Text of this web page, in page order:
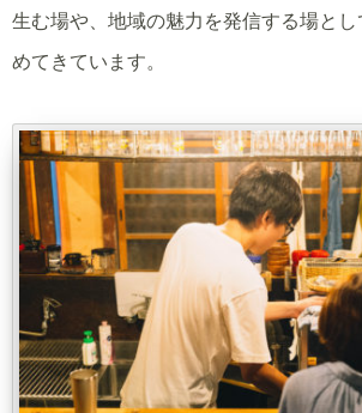
生む場や、地域の魅力を発信する場と
めてきています。